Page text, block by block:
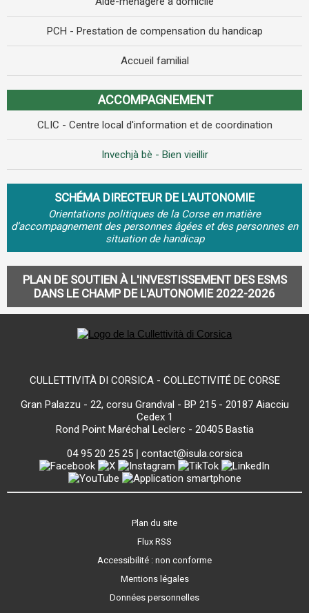
PCH - Prestation de compensation du handicap
Accueil familial
ACCOMPAGNEMENT
CLIC - Centre local d'information et de coordination
Invechjà bè - Bien vieillir
SCHÉMA DIRECTEUR DE L'AUTONOMIE
Orientations politiques de la Corse en matière
d’accompagnement des personnes âgées et des personnes en
situation de handicap
PLAN DE SOUTIEN À L'INVESTISSEMENT DES ESMS
DANS LE CHAMP DE L'AUTONOMIE 2022-2026
CULLETTIVITÀ DI CORSICA - COLLECTIVITÉ DE CORSE
Gran Palazzu - 22, corsu Grandval - BP 215 - 20187 Aiacciu
Cedex 1
Rond Point Maréchal Leclerc - 20405 Bastia
04 95 20 25 25| contact@isula.corsica
Plan du site
Flux RSS
Accessibilité : non conforme
Mentions légales
Données personnelles